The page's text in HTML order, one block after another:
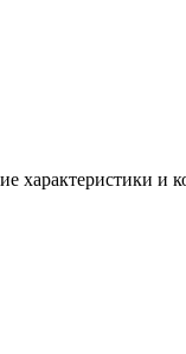
характеристики и